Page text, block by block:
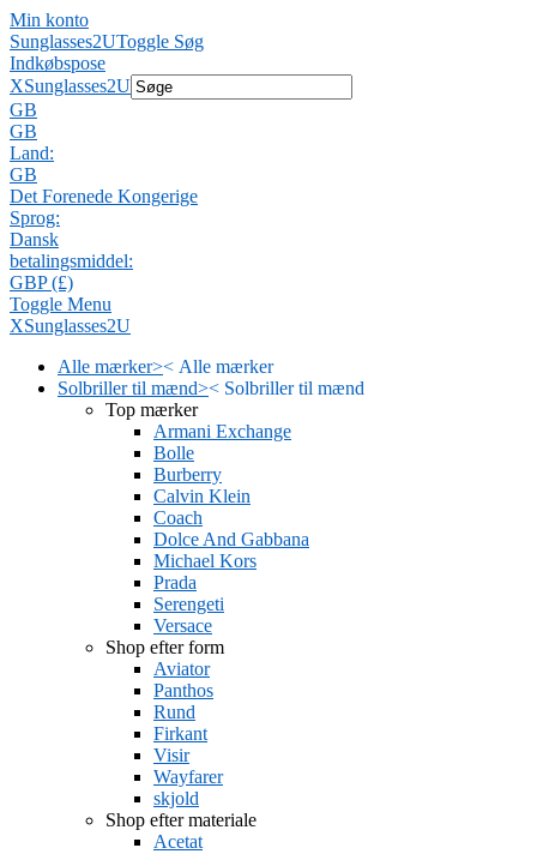
Min konto
Sunglasses2UToggle Søg
Indkøbspose
XSunglasses2U
GB
GB
Land:
GB
Det Forenede Kongerige
Sprog:
Dansk
betalingsmiddel:
GBP (£)
Toggle Menu
XSunglasses2U
Alle mærker>< Alle mærker
Solbriller til mænd>< Solbriller til mænd
Top mærker
Armani Exchange
Bolle
Burberry
Calvin Klein
Coach
Dolce And Gabbana
Michael Kors
Prada
Serengeti
Versace
Shop efter form
Aviator
Panthos
Rund
Firkant
Visir
Wayfarer
skjold
Shop efter materiale
Acetat